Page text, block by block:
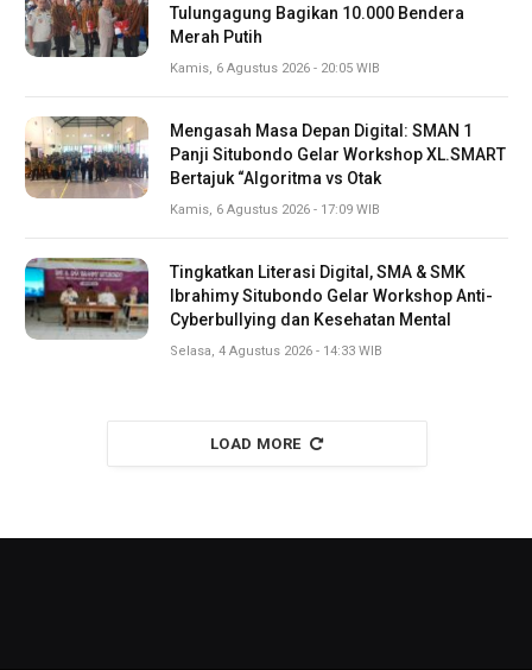
Tulungagung Bagikan 10.000 Bendera
Merah Putih
Kamis, 6 Agustus 2026 - 20:05 WIB
Mengasah Masa Depan Digital: SMAN 1
Panji Situbondo Gelar Workshop XL.SMART
Bertajuk “Algoritma vs Otak
Kamis, 6 Agustus 2026 - 17:09 WIB
Tingkatkan Literasi Digital, SMA & SMK
Ibrahimy Situbondo Gelar Workshop Anti-
Cyberbullying dan Kesehatan Mental
Selasa, 4 Agustus 2026 - 14:33 WIB
LOAD MORE